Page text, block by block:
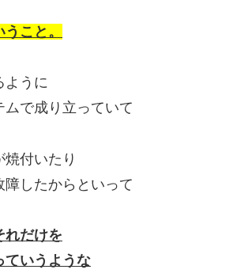
こと。
ように
ムで成り立っていて
焼付いたり
したからといって
れだけを
ていうような